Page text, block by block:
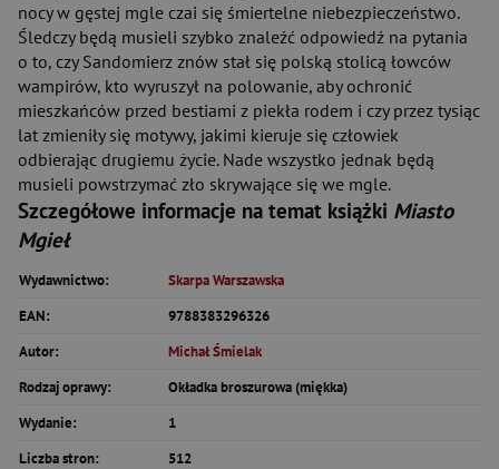
nocy w gęstej mgle czai się śmiertelne niebezpieczeństwo.
Śledczy będą musieli szybko znaleźć odpowiedź na pytania
o to, czy Sandomierz znów stał się polską stolicą łowców
wampirów, kto wyruszył na polowanie, aby ochronić
mieszkańców przed bestiami z piekła rodem i czy przez tysiąc
lat zmieniły się motywy, jakimi kieruje się człowiek
odbierając drugiemu życie. Nade wszystko jednak będą
musieli powstrzymać zło skrywające się we mgle.
Szczegółowe informacje na temat książki Miasto
Mgieł
Wydawnictwo:
Skarpa Warszawska
EAN:
9788383296326
Autor:
Michał Śmielak
Rodzaj oprawy:
Okładka broszurowa (miękka)
Wydanie:
1
Liczba stron:
512